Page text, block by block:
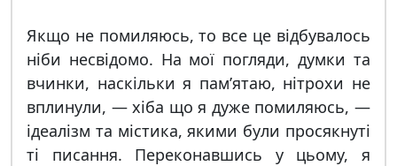
Якщо не помиляюсь, то все це відбувалось
ніби несвідомо. На мої погляди, думки та
вчинки, наскільки я пам’ятаю, нітрохи не
вплинули, — хіба що я дуже помиляюсь, —
ідеалізм та містика, якими були просякнуті
ті писання. Переконавшись у цьому, я